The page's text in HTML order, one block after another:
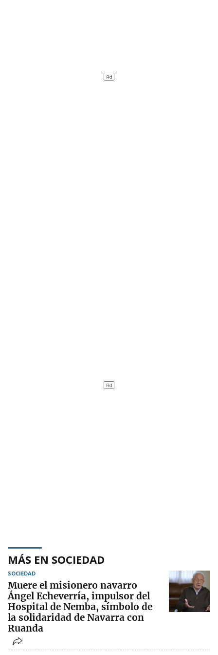
MÁS EN SOCIEDAD
SOCIEDAD
Muere el misionero navarro
Ángel Echeverría, impulsor del
Hospital de Nemba, símbolo de
la solidaridad de Navarra con
Ruanda